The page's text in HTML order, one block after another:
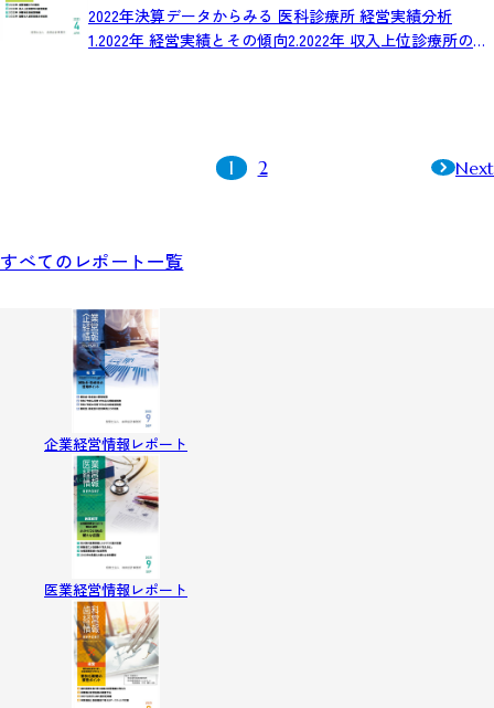
2022年決算データからみる 医科診療所 経営実績分析
1.2022年 経営実績とその傾向2.2022年 収入上位診療所の経
1 2 Next
すべてのレポート一覧
企業経営情報レポート
医業経営情報レポート